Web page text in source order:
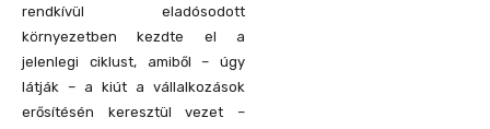
rendkívül eladósodott
környezetben kezdte el a
jelenlegi ciklust, amiből – úgy
látják – a kiút a vállalkozások
erősítésén keresztül vezet –